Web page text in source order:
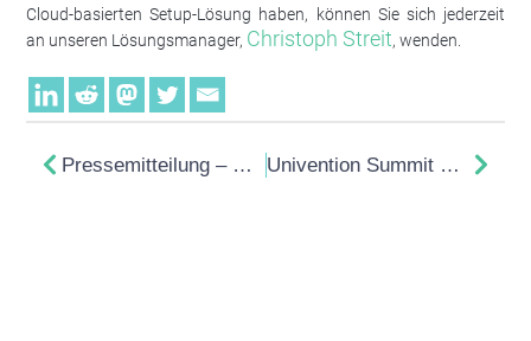
Cloud-basierten Setup-Lösung haben, können Sie sich jederzeit
an unseren Lösungsmanager, Christoph Streit, wenden.
Pressemitteilung – ScaleUp startet OpenStack-basierte Hosting-Plattform in Deutschland Univention Summit 2016